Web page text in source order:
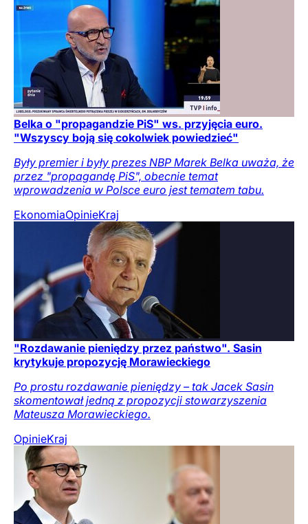
Belka o "propagandzie PiS" ws. przyjęcia euro.
"Wszyscy boją się cokolwiek powiedzieć"
Były premier i były prezes NBP Marek Belka uważa, że
przez "propagandę PiS", obecnie temat
wprowadzenia w Polsce euro jest tematem tabu.
EkonomiaOpinieKraj
"Rozdawanie pieniędzy przez państwo". Sasin
krytykuje propozycję Morawieckiego
Po prostu rozdawanie pieniędzy – tak Jacek Sasin
skomentował jedną z propozycji stowarzyszenia
Mateusza Morawieckiego.
OpinieKraj